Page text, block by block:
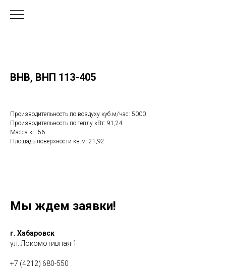
ВНВ, ВНП 113-405
Производительность по воздуху куб.м/час: 5000
Производительность по теплу кВт: 91,24
Масса кг: 56
Площадь поверхности кв.м: 21,92
Мы ждем заявки!
г. Хабаровск
ул. Локомотивная 1
+7 (4212) 680-550